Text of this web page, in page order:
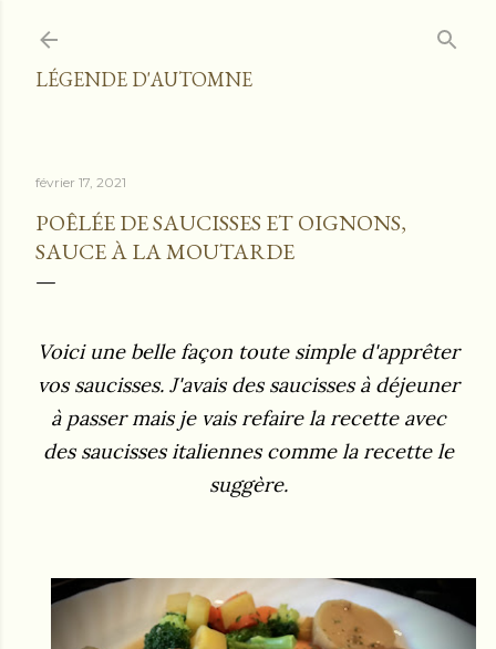
LÉGENDE D'AUTOMNE
février 17, 2021
POÊLÉE DE SAUCISSES ET OIGNONS,
SAUCE À LA MOUTARDE
Voici une belle façon toute simple d'apprêter
vos saucisses. J'avais des saucisses à déjeuner
à passer mais je vais refaire la recette avec
des saucisses italiennes comme la recette le
suggère.